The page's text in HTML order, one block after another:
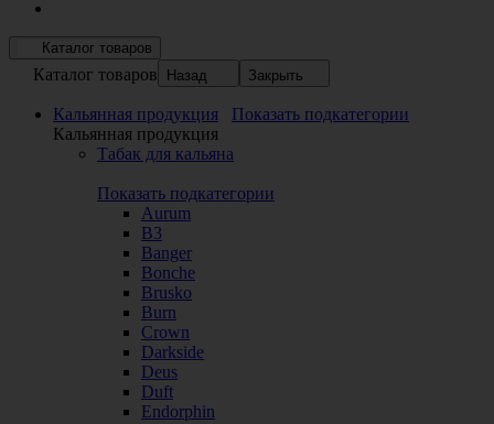
Каталог товаров
Каталог товаров Назад Закрыть
Кальянная продукция
Показать подкатегории
Кальянная продукция
Табак для кальяна
Показать подкатегории
Aurum
B3
Banger
Bonche
Brusko
Burn
Crown
Darkside
Deus
Duft
Endorphin